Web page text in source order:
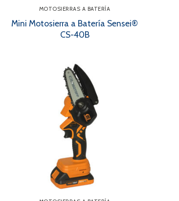
MOTOSIERRAS A BATERÍA
Mini Motosierra a Batería Sensei®
CS-40B